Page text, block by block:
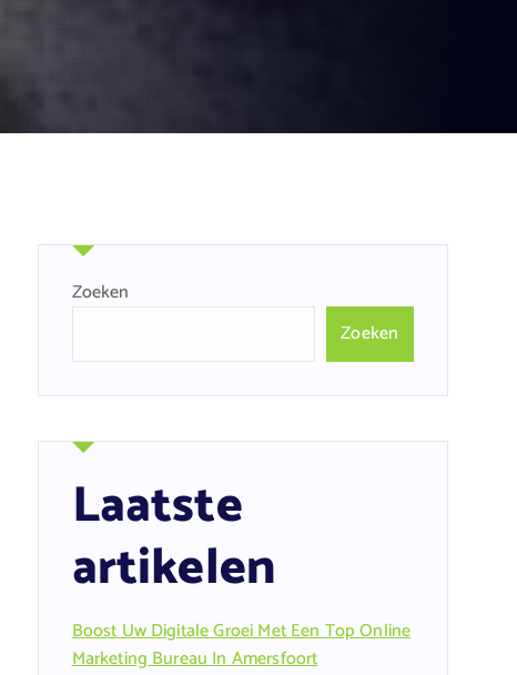
Zoeken
Zoeken
Laatste
artikelen
Boost Uw Digitale Groei Met Een Top Online
Marketing Bureau In Amersfoort